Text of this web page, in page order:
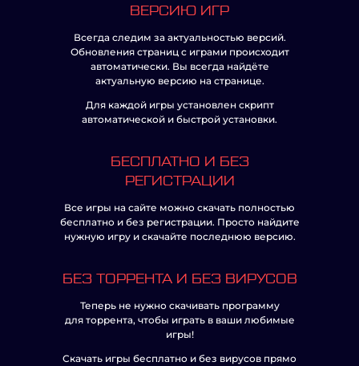
ВЕРСИЮ ИГР
Всегда следим за актуальностью версий.
Обновления страниц с играми происходит
автоматически. Вы всегда найдёте
актуальную версию на странице.
Для каждой игры установлен скрипт
автоматической и быстрой установки.
БЕСПЛАТНО И БЕЗ
РЕГИСТРАЦИИ
Все игры на сайте можно скачать полностью
бесплатно и без регистрации. Просто найдите
нужную игру и скачайте последнюю версию.
БЕЗ ТОРРЕНТА И БЕЗ ВИРУСОВ
Теперь не нужно скачивать программу
для торрента, чтобы играть в ваши любимые
игры!
Скачать игры бесплатно и без вирусов прямо